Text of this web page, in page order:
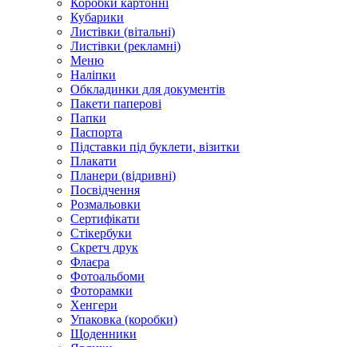
Коробки картонні
Кубарики
Листівки (вітальні)
Листівки (рекламні)
Меню
Наліпки
Обкладинки для документів
Пакети паперові
Папки
Паспорта
Підставки під буклети, візитки
Плакати
Планери (відривні)
Посвідчення
Розмальовки
Сертифікати
Стікербуки
Скретч друк
Флаєра
Фотоальбоми
Фоторамки
Хенгери
Упаковка (коробки)
Щоденники